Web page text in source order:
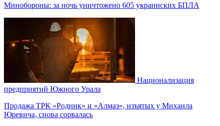
Минобороны: за ночь уничтожено 605 украинских БПЛА
Национализация
предприятий Южного Урала
Продажа ТРК «Родник» и «Алмаз», изъятых у Михаила
Юревича, снова сорвалась